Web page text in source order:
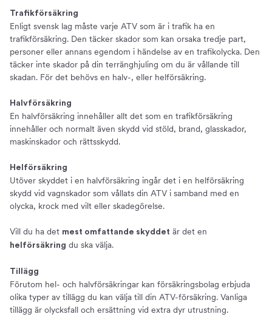
Trafikförsäkring
Enligt svensk lag måste varje ATV som är i trafik ha en
trafikförsäkring. Den täcker skador som kan orsaka tredje part,
personer eller annans egendom i händelse av en trafikolycka. Den
täcker inte skador på din terränghjuling om du är vållande till
skadan. För det behövs en halv-, eller helförsäkring.
Halvförsäkring
En halvförsäkring innehåller allt det som en trafikförsäkring
innehåller och normalt även skydd vid stöld, brand, glasskador,
maskinskador och rättsskydd.
Helförsäkring
Utöver skyddet i en halvförsäkring ingår det i en helförsäkring
skydd vid vagnskador som vållats din ATV i samband med en
olycka, krock med vilt eller skadegörelse.
Vill du ha det mest omfattande skyddet är det en
helförsäkring du ska välja.
Tillägg
Förutom hel- och halvförsäkringar kan försäkringsbolag erbjuda
olika typer av tillägg du kan välja till din ATV-försäkring. Vanliga
tillägg är olycksfall och ersättning vid extra dyr utrustning.